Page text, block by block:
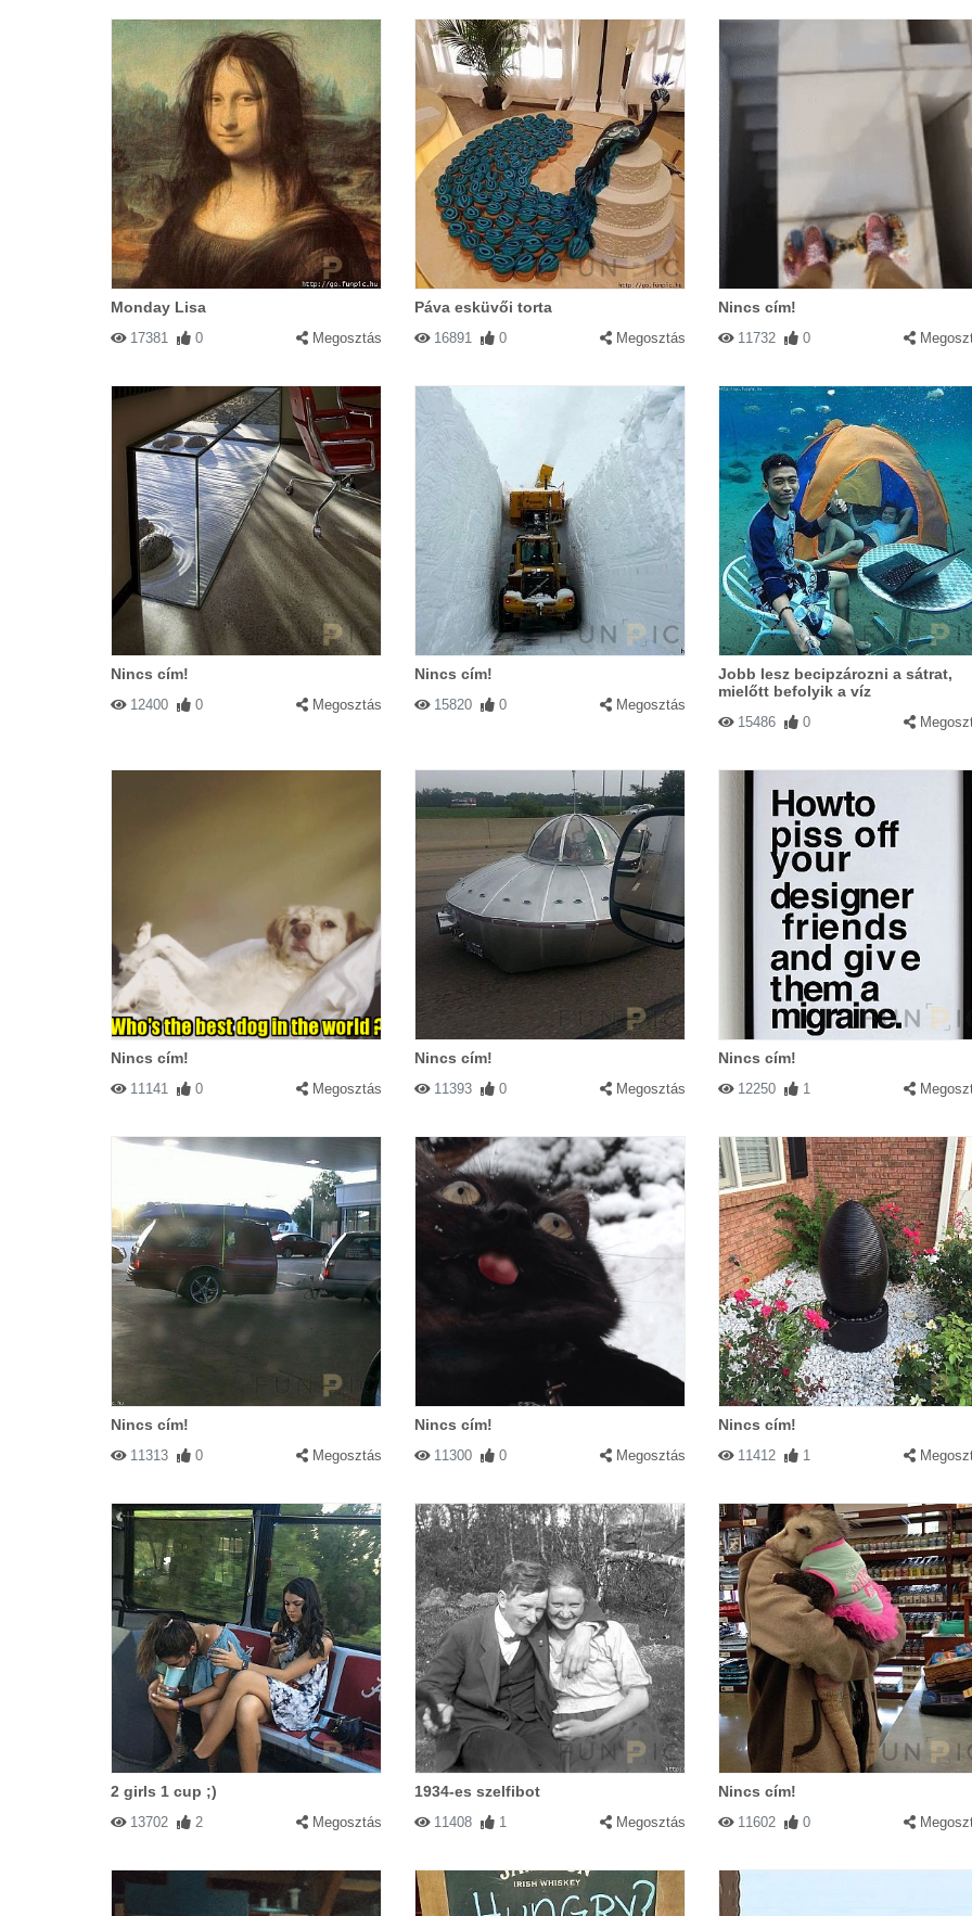
Monday Lisa
17381 0 Megosztás
Páva esküvői torta
16891 0 Megosztás
Nincs cím!
11732 0
Nincs cím!
12400 0 Megosztás
Nincs cím!
15820 0 Megosztás
Jobb lesz becipzározni a sátrat,
mielőtt befolyik a víz
15486 0
Nincs cím!
11141 0 Megosztás
Nincs cím!
11393 0 Megosztás
Nincs cím!
12250 1
Nincs cím!
11313 0 Megosztás
Nincs cím!
11300 0 Megosztás
Nincs cím!
11412 1
2 girls 1 cup ;)
13702 2 Megosztás
1934-es szelfibot
11408 1 Megosztás
Nincs cím!
11602 0